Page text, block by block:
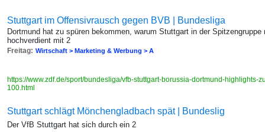
Stuttgart im Offensivrausch gegen BVB | Bundesliga
Dortmund hat zu spüren bekommen, warum Stuttgart in der
hochverdient mit 2
Freitag: Wirtschaft > Marketing & Werbung > A
https://www.zdf.de/sport/bundesliga/vfb-stuttgart-borussia-dortmund-highlights-
100.html
Stuttgart schlägt Mönchengladbach spät | Bundeslig
Der VfB Stuttgart hat sich durch ein 2